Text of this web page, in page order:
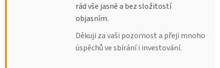
rád vše jasně a bez složitostí
objasním.
Děkuji za vaši pozornost a přeji mnoho
úspěchů ve sbírání i investování.